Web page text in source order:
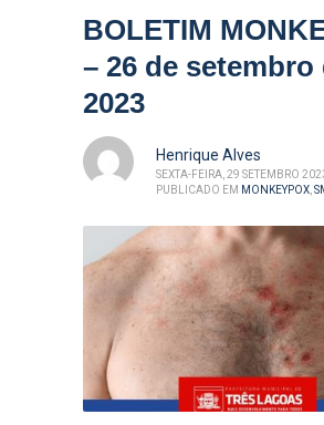
BOLETIM
– 26 de setembro
2023
Henrique Alves
SEXTA-FEIRA, 29 SETEMBRO
PUBLICADO EM MONKEYPOX